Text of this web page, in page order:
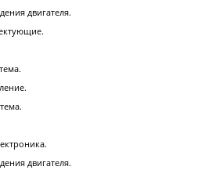
двигателя.
двигателя.